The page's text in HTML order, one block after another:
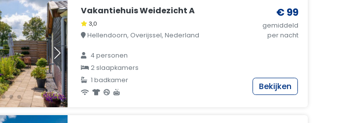
Vakantiehuis Weidezicht A
3,0
Hellendoorn, Overijssel, Nederland
4 personen
2 slaapkamers
1 badkamer
€ 99
gemiddeld
per nacht
Bekijken